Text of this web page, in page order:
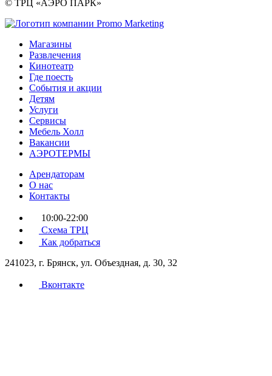
© ТРЦ «АЭРО ПАРК»
Магазины
Развлечения
Кинотеатр
Где поесть
События и акции
Детям
Услуги
Сервисы
Мебель Холл
Вакансии
АЭРОТЕРМЫ
Арендаторам
О нас
Контакты
10:00-22:00
Схема ТРЦ
Как добраться
241023, г. Брянск, ул. Объездная, д. 30, 32
Вконтакте